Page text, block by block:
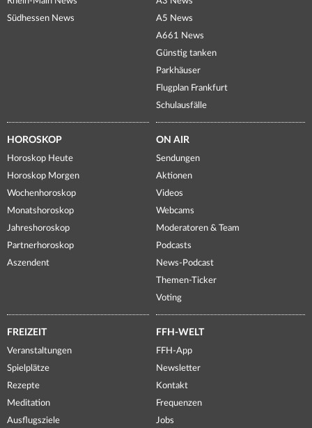
Südhessen News
A5 News
A661 News
Günstig tanken
Parkhäuser
Flugplan Frankfurt
Schulausfälle
HOROSKOP
Horoskop Heute
Horoskop Morgen
Wochenhoroskop
Monatshoroskop
Jahreshoroskop
Partnerhoroskop
Aszendent
ON AIR
Sendungen
Aktionen
Videos
Webcams
Moderatoren & Team
Podcasts
News-Podcast
Themen-Ticker
Voting
FREIZEIT
Veranstaltungen
Spielplätze
Rezepte
Meditation
Ausflugsziele
FFH-WELT
FFH-App
Newsletter
Kontakt
Frequenzen
Jobs